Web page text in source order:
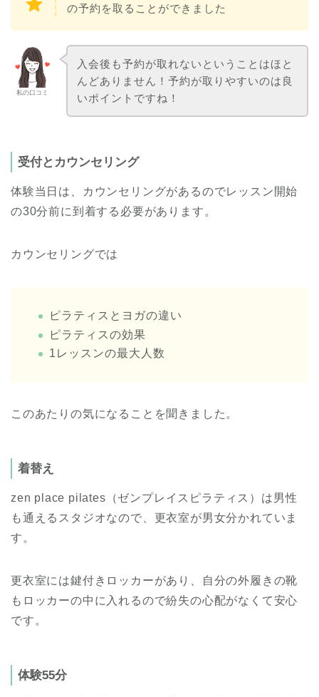
の予約を取ることができました
私の口コミ
入会後も予約が取れないということはほと
んどありません！予約が取りやすいのは良
いポイントですね！
受付とカウンセリング
体験当日は、カウンセリングがあるのでレッスン開始
の30分前に到着する必要があります。
カウンセリングでは
ピラティスとヨガの違い
ピラティスの効果
1レッスンの最大人数
このあたりの気になることを聞きました。
着替え
zen place pilates（ゼンプレイスピラティス）は男性
も通えるスタジオなので、更衣室が男女分かれていま
す。
更衣室には鍵付きロッカーがあり、自分の外履きの靴
もロッカーの中に入れるので紛失の心配がなくて安心
です。
体験55分